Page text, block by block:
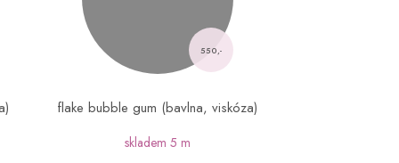
550,-
flake bubble gum (bavlna, viskóza)
skladem5 m